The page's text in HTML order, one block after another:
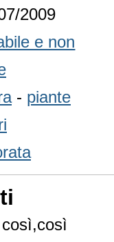
2009
e non
- piante